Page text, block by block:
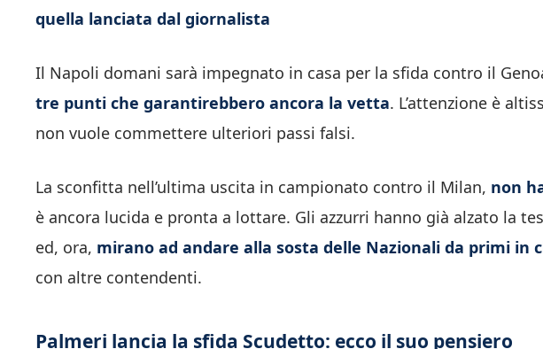
quella lanciata dal giornalista
Il Napoli domani sarà impegnato in casa per la sfida contro il
tre punti che garantirebbero ancora la vetta. L’attenzione è
non vuole commettere ulteriori passi falsi.
La sconfitta nell’ultima uscita in campionato contro il Milan, non
è ancora lucida e pronta a lottare. Gli azzurri hanno già alzato la
ed, ora, mirano ad andare alla sosta delle Nazionali da primi in
con altre contendenti.
Palmeri lancia la sfida Scudetto: ecco il suo pensiero